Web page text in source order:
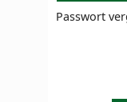
Passwort